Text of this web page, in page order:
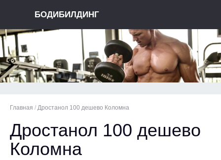
БОДИБИЛДИНГ
Главная / Дростанол 100 дешево Коломна
Дростанол 100 дешево
Коломна